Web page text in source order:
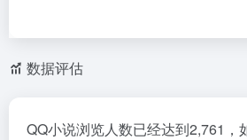
数据评估
QQ小说浏览人数已经达到2,761，